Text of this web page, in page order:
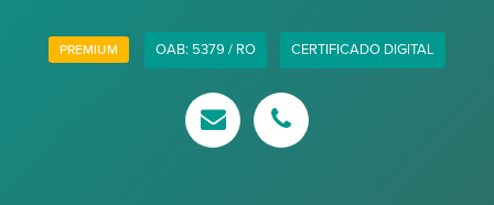
PREMIUM OAB: 5379 / RO CERTIFICADO DIGITAL